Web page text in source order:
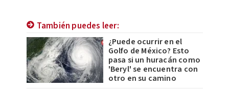
También puedes leer:
¿Puede ocurrir en el
Golfo de México? Esto
pasa si un huracán como
'Beryl' se encuentra con
otro en su camino